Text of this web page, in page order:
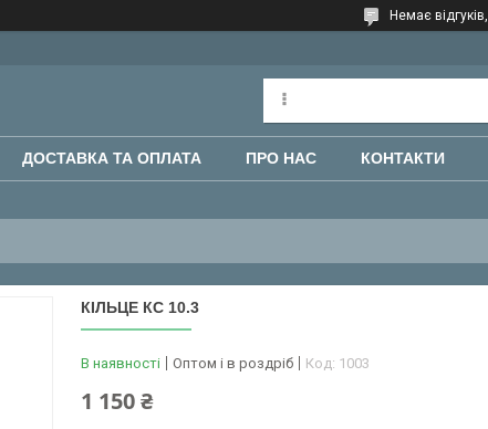
Немає відгуків,
ДОСТАВКА ТА ОПЛАТА ПРО НАС КОНТАКТИ
КІЛЬЦЕ КС 10.3
В наявності Оптом і в роздріб Код: 1003
1 150 ₴